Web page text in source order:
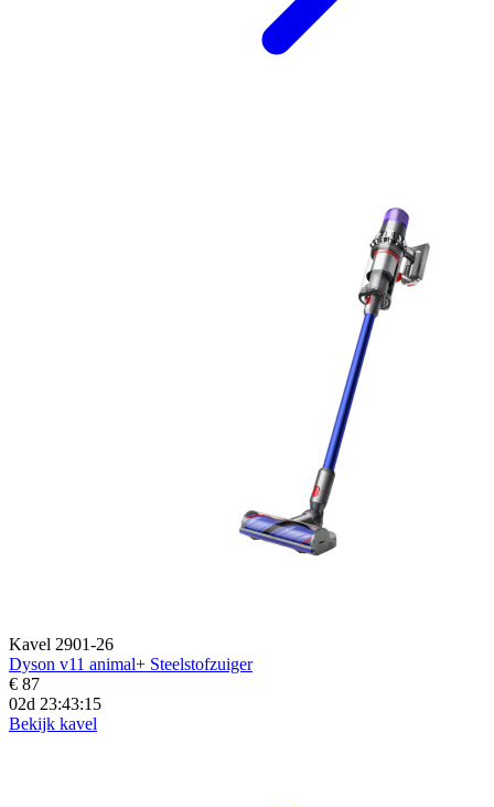
Kavel 2901-26
Dyson v11 animal+ Steelstofzuiger
€ 87
02d 23:43:14
Bekijk kavel